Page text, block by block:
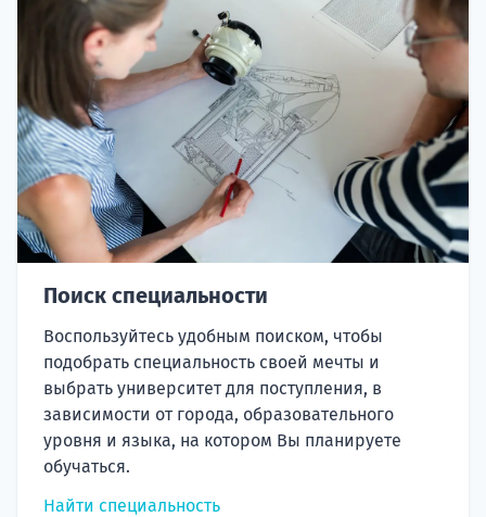
Поиск специальности
Воспользуйтесь удобным поиском, чтобы
подобрать специальность своей мечты и
выбрать университет для поступления, в
зависимости от города, образовательного
уровня и языка, на котором Вы планируете
обучаться.
Найти специальность